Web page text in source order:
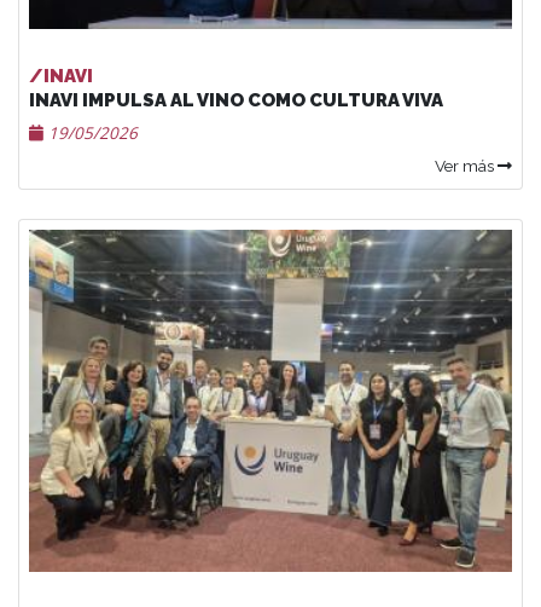
/INAVI
INAVI IMPULSA AL VINO COMO CULTURA VIVA
19/05/2026
Ver más